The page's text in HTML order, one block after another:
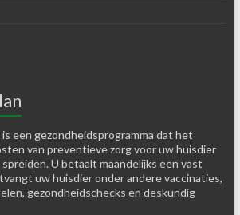
een gezondheidsprogramma dat het
van preventieve zorg voor uw huisdier
U betaalt maandelijks een vast
uw huisdier onder andere vaccinaties,
gezondheidschecks en deskundig